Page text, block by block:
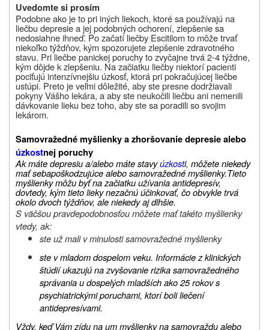
Uvedomte si prosím
Podobne ako je to pri iných liekoch, ktoré sa používajú na
liečbu depresie a jej podobných ochorení, zlepšenie sa
nedosiahne ihneď. Po začatí liečby Escitilom to môže trvať
niekoľko týždňov, kým spozorujete zlepšenie zdravotného
stavu. Pri liečbe panickej poruchy to zvyčajne trvá 2-4 týždne,
kým dôjde k zlepšeniu. Na začiatku liečby niektorí pacienti
pociťujú intenzívnejšiu úzkosť, ktorá pri pokračujúcej liečbe
ustúpi. Preto je veľmi dôležité, aby ste presne dodržiavali
pokyny Vášho lekára, a aby ste neukočili liečbu ani nemenili
dávkovanie lieku bez toho, aby ste sa poradili so svojim
lekárom.
Samovražedné myšlienky a zhoršovanie depresie alebo
úzkostnej poruchy
Ak máte depresiu a/alebo máte stavyúzkosti, môžete niekedy
mať sebapoškodzujúce alebo samovražedné myšlienky.Tieto
myšlienky môžu byť na začiatku užívania antidepresív,
dovtedy, kým tieto lieky nezačnú účinkovať, čo obvykle trvá
okolo dvoch týždňov, ale niekedy aj dlhšie.
S väčšou pravdepodobnosťou môžete mať takéto myšlienky
vtedy, ak:
ste už mali v minulosti samovražedné myšlienky
ste v mladom dospelom veku. Informácie z klinických
štúdií ukazujú na zvyšovanie rizika samovražedného
správania u dospelých mladších ako 25 rokov s
psychiatrickými poruchami, ktorí boli liečení
antidepresívami.
Vždy, keď Vám zídu na um myšlienky na samovraždu alebo